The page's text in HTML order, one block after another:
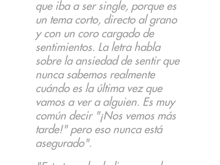
que iba a ser single, porque es
un tema corto, directo al grano
y con un coro cargado de
sentimientos. La letra habla
sobre la ansiedad de sentir que
nunca sabemos realmente
cuándo es la última vez que
vamos a ver a alguien. Es muy
común decir "¡Nos vemos más
tarde!" pero eso nunca está
asegurado".